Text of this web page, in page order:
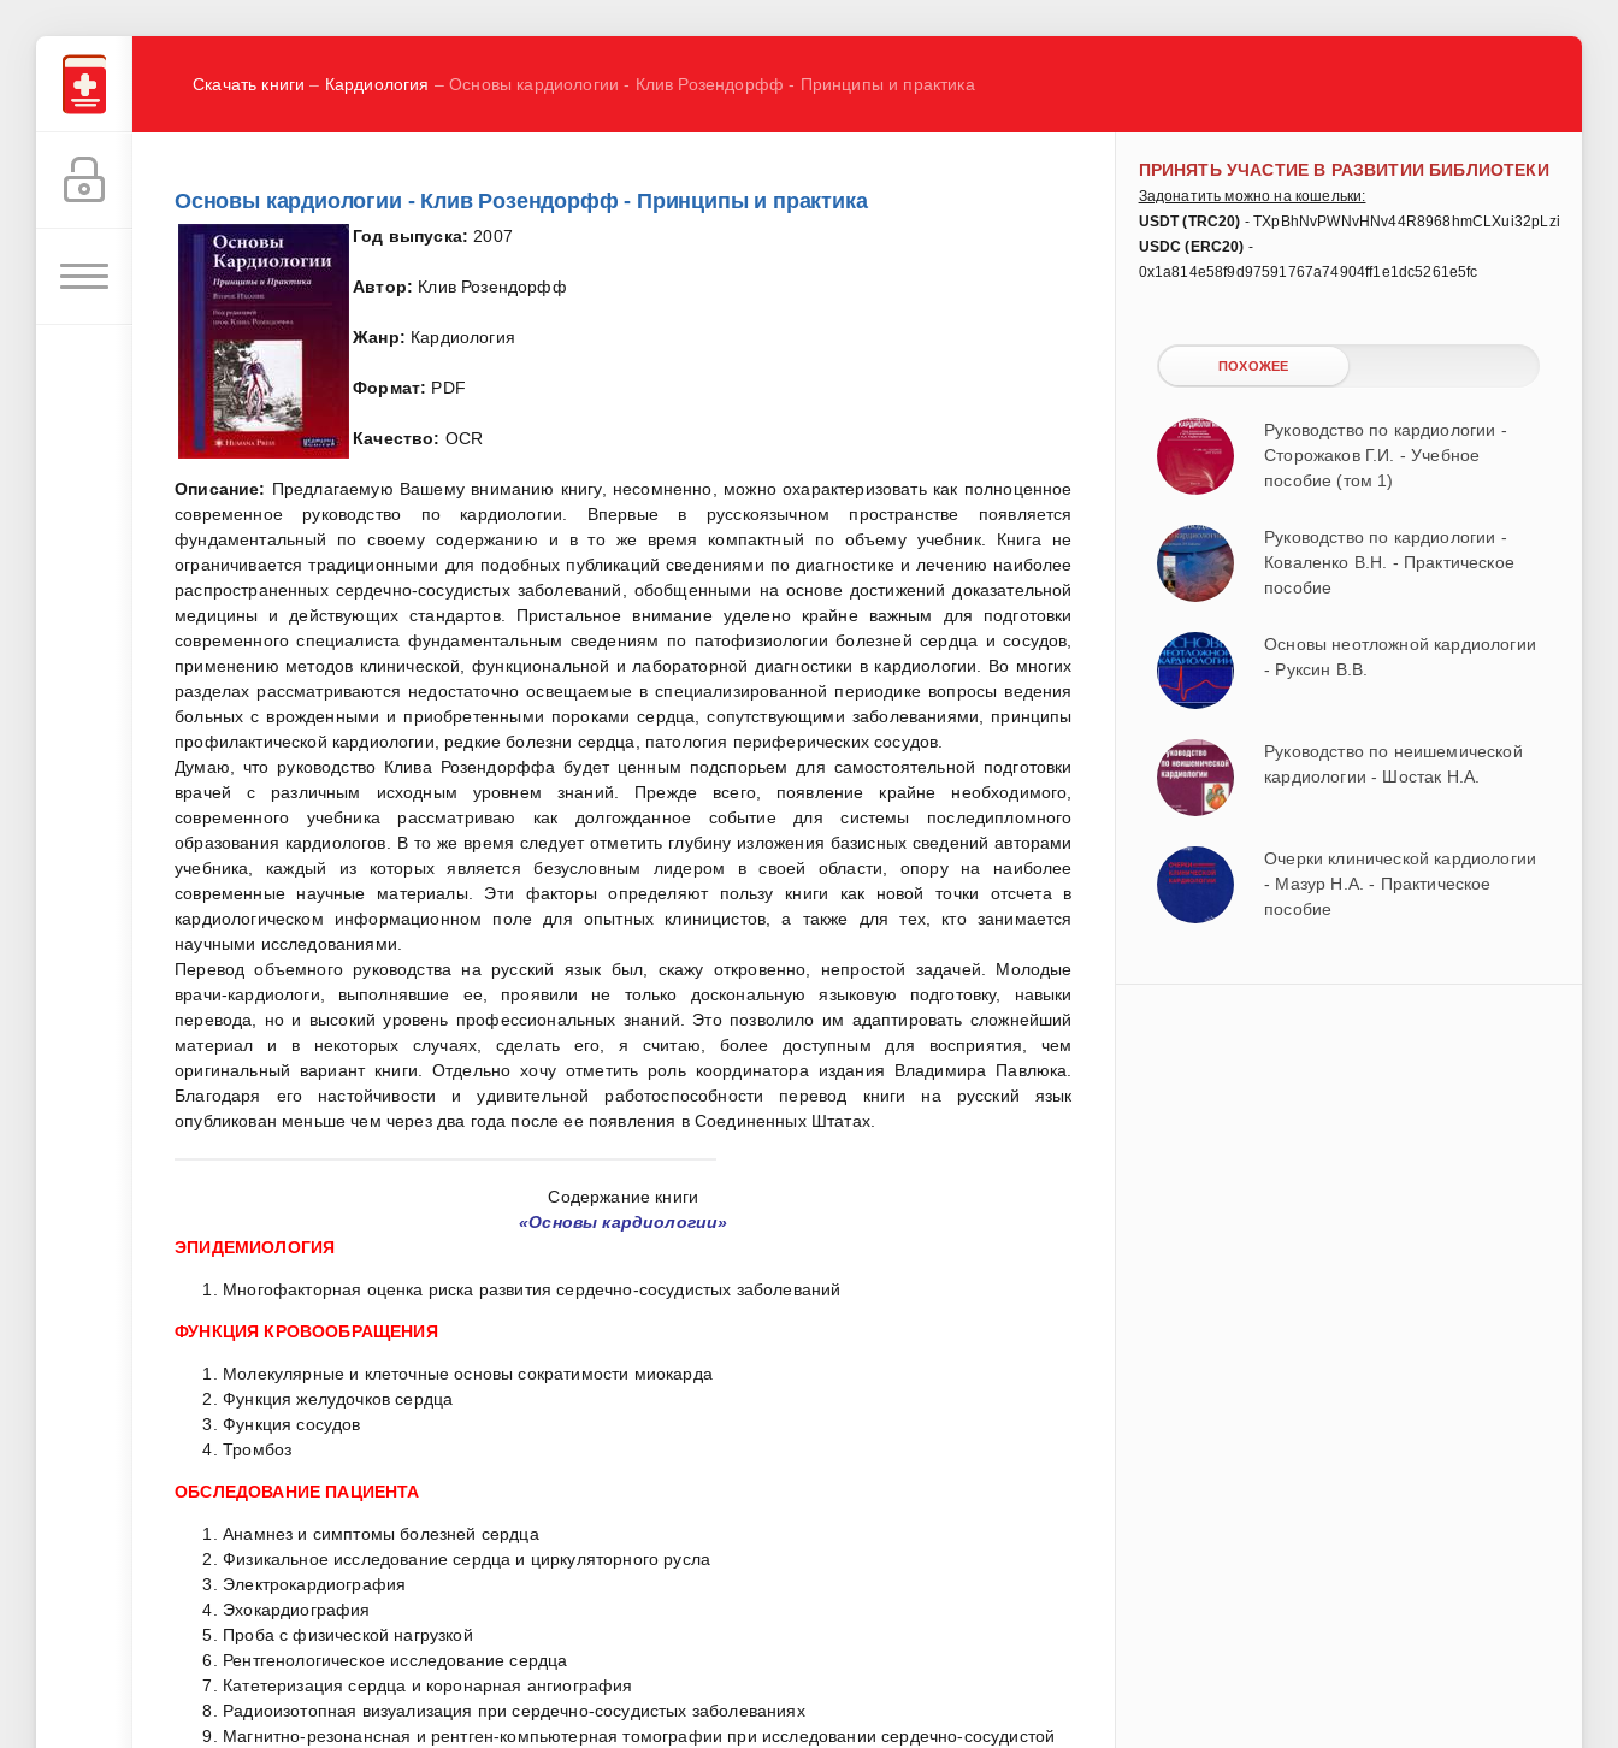
Скачать книги – Кардиология – Основы кардиологии - Клив Розендорфф - Принципы и практика
Основы кардиологии - Клив Розендорфф - Принципы и практика
Год выпуска: 2007
Автор: Клив Розендорфф
Жанр: Кардиология
Формат: PDF
Качество: OCR
Описание: Предлагаемую Вашему вниманию книгу, несомненно, можно охарактеризовать как полноценное
современное руководство по кардиологии. Впервые в русскоязычном пространстве появляется
фундаментальный по своему содержанию и в то же время компактный по объему учебник. Книга не
ограничивается традиционными для подобных публикаций сведениями по диагностике и лечению наиболее
распространенных сердечно-сосудистых заболеваний, обобщенными на основе достижений доказательной
медицины и действующих стандартов. Пристальное внимание уделено крайне важным для подготовки
современного специалиста фундаментальным сведениям по патофизиологии болезней сердца и сосудов,
применению методов клинической, функциональной и лабораторной диагностики в кардиологии. Во многих
разделах рассматриваются недостаточно освещаемые в специализированной периодике вопросы ведения
больных с врожденными и приобретенными пороками сердца, сопутствующими заболеваниями, принципы
профилактической кардиологии, редкие болезни сердца, патология периферических сосудов.
Думаю, что руководство Клива Розендорффа будет ценным подспорьем для самостоятельной подготовки
врачей с различным исходным уровнем знаний. Прежде всего, появление крайне необходимого,
современного учебника рассматриваю как долгожданное событие для системы последипломного
образования кардиологов. В то же время следует отметить глубину изложения базисных сведений авторами
учебника, каждый из которых является безусловным лидером в своей области, опору на наиболее
современные научные материалы. Эти факторы определяют пользу книги как новой точки отсчета в
кардиологическом информационном поле для опытных клиницистов, а также для тех, кто занимается
научными исследованиями.
Перевод объемного руководства на русский язык был, скажу откровенно, непростой задачей. Молодые
врачи-кардиологи, выполнявшие ее, проявили не только доскональную языковую подготовку, навыки
перевода, но и высокий уровень профессиональных знаний. Это позволило им адаптировать сложнейший
материал и в некоторых случаях, сделать его, я считаю, более доступным для восприятия, чем
оригинальный вариант книги. Отдельно хочу отметить роль координатора издания Владимира Павлюка.
Благодаря его настойчивости и удивительной работоспособности перевод книги на русский язык
опубликован меньше чем через два года после ее появления в Соединенных Штатах.
Содержание книги
«Основы кардиологии»
ЭПИДЕМИОЛОГИЯ
Многофакторная оценка риска развития сердечно-сосудистых заболеваний
ФУНКЦИЯ КРОВООБРАЩЕНИЯ
Молекулярные и клеточные основы сократимости миокарда
Функция желудочков сердца
Функция сосудов
Тромбоз
ОБСЛЕДОВАНИЕ ПАЦИЕНТА
Анамнез и симптомы болезней сердца
Физикальное исследование сердца и циркуляторного русла
Электрокардиография
Эхокардиография
Проба с физической нагрузкой
Рентгенологическое исследование сердца
Катетеризация сердца и коронарная ангиография
Радиоизотопная визуализация при сердечно-сосудистых заболеваниях
Магнитно-резонансная и рентген-компьютерная томографии при исследовании сердечно-сосудистой
ПРИНЯТЬ УЧАСТИЕ В РАЗВИТИИ БИБЛИОТЕКИ
Задонатить можно на кошельки:
USDT (TRC20) - TXpBhNvPWNvHNv44R8968hmCLXui32pLzi
USDC (ERC20) -
0x1a814e58f9d97591767a74904ff1e1dc5261e5fc
ПОХОЖЕЕ
Руководство по кардиологии -
Сторожаков Г.И. - Учебное
пособие (том 1)
Руководство по кардиологии -
Коваленко В.Н. - Практическое
пособие
Основы неотложной кардиологии
- Руксин В.В.
Руководство по неишемической
кардиологии - Шостак Н.А.
Очерки клинической кардиологии
- Мазур Н.А. - Практическое
пособие